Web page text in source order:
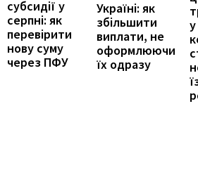
субсидії у
серпні: як
перевірити
нову суму
через ПФУ
Україні: як
збільшити
виплати, не
оформлюючи
їх одразу